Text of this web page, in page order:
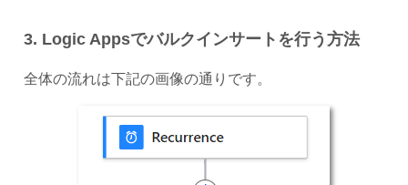
3. Logic Appsでバルクインサートを行う方法
全体の流れは下記の画像の通りです。